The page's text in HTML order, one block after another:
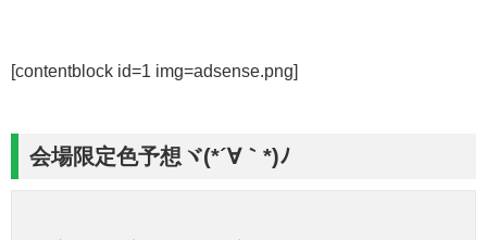
[contentblock id=1 img=adsense.png]
会場限定色予想ヾ(*´∀｀*)ﾉ